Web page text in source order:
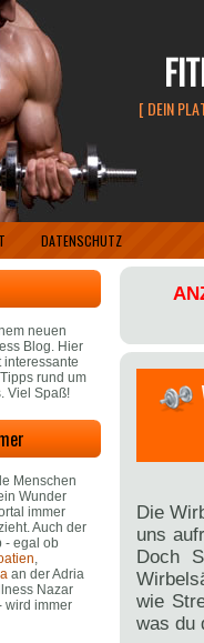
[ DEIN
DATENSCHUTZ
neuen
Blog. Hier
interessante
rund um
Viel Spaß!
Menschen
Wunder
immer
Auch der
- egal ob
,
an der Adria
Nazar
wird immer
Die
uns
Doch
wie
was du